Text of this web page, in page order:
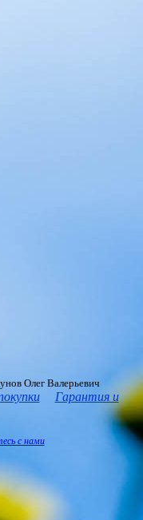
Олег Валерьевич
Гарантия и
с нами